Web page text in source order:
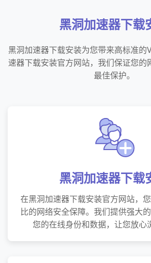
黑洞加速器下载
黑洞加速器下载安装为您带来高标准的
速器下载安装官方网站，我们保证您的
最佳保护。
黑洞加速器下载
在黑洞加速器下载安装官方网站，
比的网络安全保障。我们提供强大
您的在线身份和数据，让您放心